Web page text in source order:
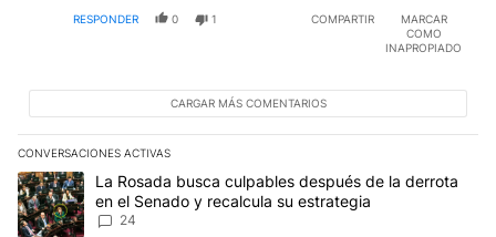
RESPONDER 0 1 COMPARTIR
MARCAR
COMO
INAPROPIADO
CARGAR MÁS COMENTARIOS
CONVERSACIONES ACTIVAS
Este listado muestra los artículos con más comentarios en los
Un artículo de tendencia con el título "La Rosada busca
La Rosada busca culpables después de la derrota
en el Senado y recalcula su estrategia
24